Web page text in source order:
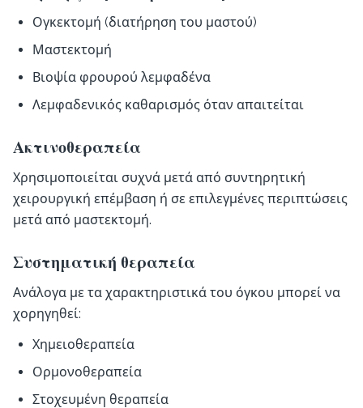
Ογκεκτομή (διατήρηση του μαστού)
Μαστεκτομή
Βιοψία φρουρού λεμφαδένα
Λεμφαδενικός καθαρισμός όταν απαιτείται
Ακτινοθεραπεία
Χρησιμοποιείται συχνά μετά από συντηρητική
χειρουργική επέμβαση ή σε επιλεγμένες περιπτώσεις
μετά από μαστεκτομή.
Συστηματική θεραπεία
Ανάλογα με τα χαρακτηριστικά του όγκου μπορεί να
χορηγηθεί:
Χημειοθεραπεία
Ορμονοθεραπεία
Στοχευμένη θεραπεία